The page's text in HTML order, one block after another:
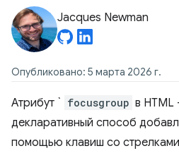
Jacques Newman
Опубликовано: 5 марта 2026 г.
Атрибут ` focusgroup в HTML
декларативный способ
помощью клавиш со